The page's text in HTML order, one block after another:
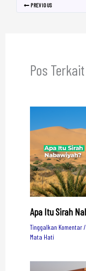
PREVIOUS
Pos Terkait
Apa Itu Sirah
Tinggalkan Komentar/
Mata Hati